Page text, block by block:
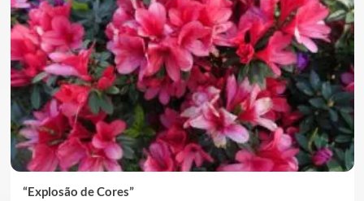
“Explosão de Cores”